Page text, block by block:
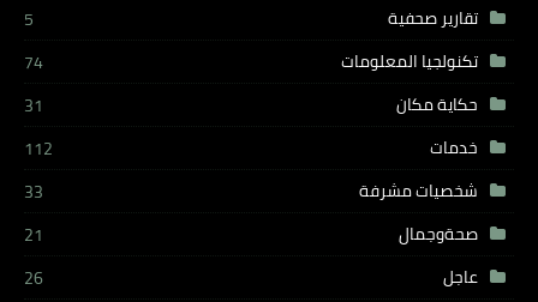
تقارير صحفية
5
تكنولجيا المعلومات
74
حكاية مكان
31
خدمات
112
شخصيات مشرفة
33
صحةوجمال
21
عاجل
26